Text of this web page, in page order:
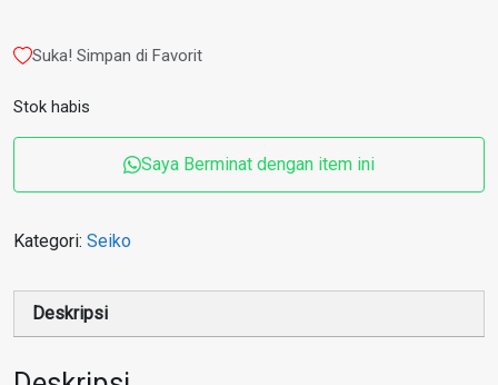
Rp 53.655.000.000,00.
Suka! Simpan di Favorit
Stok habis
Saya Berminat dengan item ini
Kategori: Seiko
Deskripsi